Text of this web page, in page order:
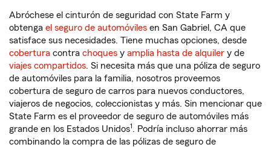
Abróchese el cinturón de seguridad con State Farm y
obtenga el seguro de automóviles en San Gabriel, CA que
satisface sus necesidades. Tiene muchas opciones, desde
cobertura contra choques y amplia hasta de alquiler y de
viajes compartidos. Si necesita más que una póliza de seguro
de automóviles para la familia, nosotros proveemos
cobertura de seguro de carros para nuevos conductores,
viajeros de negocios, coleccionistas y más. Sin mencionar que
State Farm es el proveedor de seguro de automóviles más
grande en los Estados Unidos1. Podría incluso ahorrar más
combinando la compra de las pólizas de seguro de